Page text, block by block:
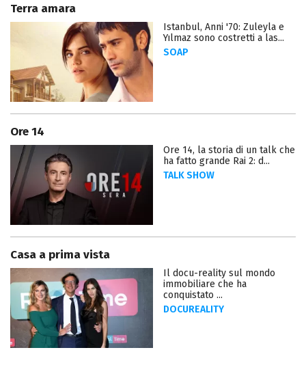
Terra amara
Istanbul, Anni '70: Zuleyla e
Yılmaz sono costretti a las...
SOAP
Ore 14
Ore 14, la storia di un talk che
ha fatto grande Rai 2: d...
TALK SHOW
Casa a prima vista
Il docu-reality sul mondo
immobiliare che ha
conquistato ...
DOCUREALITY